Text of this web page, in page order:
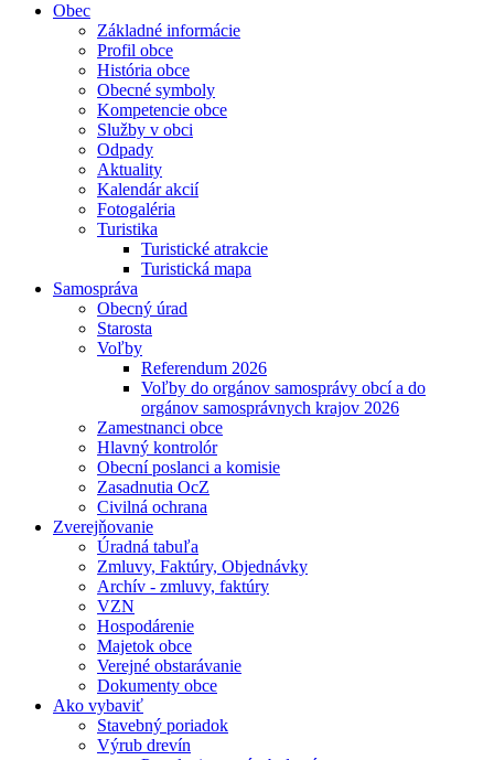
Obec
Základné informácie
Profil obce
História obce
Obecné symboly
Kompetencie obce
Služby v obci
Odpady
Aktuality
Kalendár akcií
Fotogaléria
Turistika
Turistické atrakcie
Turistická mapa
Samospráva
Obecný úrad
Starosta
Voľby
Referendum 2026
Voľby do orgánov samosprávy obcí a do
orgánov samosprávnych krajov 2026
Zamestnanci obce
Hlavný kontrolór
Obecní poslanci a komisie
Zasadnutia OcZ
Civilná ochrana
Zverejňovanie
Úradná tabuľa
Zmluvy, Faktúry, Objednávky
Archív - zmluvy, faktúry
VZN
Hospodárenie
Majetok obce
Verejné obstarávanie
Dokumenty obce
Ako vybaviť
Stavebný poriadok
Výrub drevín